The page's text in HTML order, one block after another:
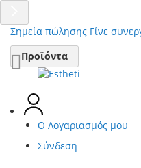
Σημεία πώλησης Γίνε
Μετάβαση
στο
περιεχόμενο
Προϊόντα
Ο Λογαριασμός μου
Σύνδεση